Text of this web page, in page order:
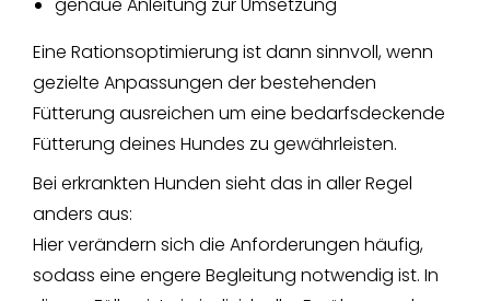
Eine Rationsoptimierung ist dann sinnvoll, wenn
gezielte Anpassungen der bestehenden
Fütterung ausreichen um eine bedarfsdeckende
Fütterung deines Hundes zu gewährleisten.
Bei erkrankten Hunden sieht das in aller Regel
anders aus:
Hier verändern sich die Anforderungen häufig,
sodass eine engere Begleitung notwendig ist. In